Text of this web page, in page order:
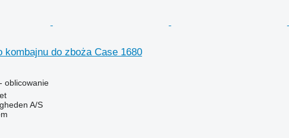
kombajnu do zboża Case 1680
oblicowanie
A/S